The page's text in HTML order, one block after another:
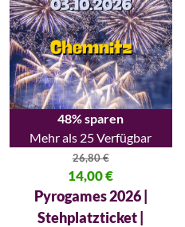
48% sparen
Mehr als 25 Verfügbar
26,80€
Ursprünglicher Preis war: 26,80 €
14,00€
Aktueller Preis ist: 14,00 €.
Pyrogames 2026 |
Stehplatzticket |